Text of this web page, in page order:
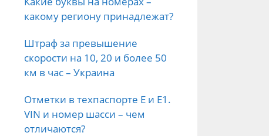
какому региону принадлежат?
Штраф за превышение
скорости на 10, 20 и более 50
км в час – Украина
Отметки в техпаспорте E и E1.
VIN и номер шасси – чем
отличаются?